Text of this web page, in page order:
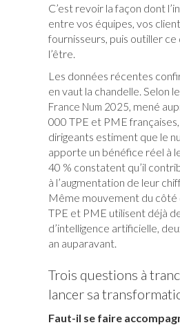
C’est revoir la façon dont
entre vos équipes, vos
fournisseurs, puis outiller
l’être.
Les données récentes
en vaut la chandelle. Selon le
France Num 2025, mené
000 TPE et PME
dirigeants estiment que le
apporte un bénéfice réel à
40 % constatent qu’il
à l’augmentation de leur
Même mouvement du côté
TPE et PME utilisent déjà
d’intelligence artificielle,
an auparavant.
Trois questions à
lancer sa
Faut-il se faire